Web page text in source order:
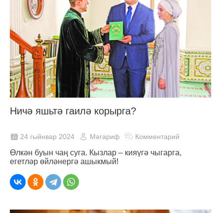
Ничә яшьтә гаилә корырга?
24 гыйнвар 2024 Мәгариф Комментарий
Өлкән буын чаң суга. Кызлар – кияүгә чыгарга,
егетләр өйләнергә ашыкмый!